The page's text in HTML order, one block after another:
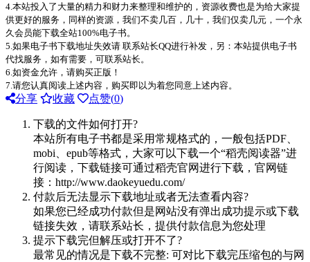
4.本站投入了大量的精力和财力来整理和维护的，资源收费也是为给大家提
供更好的服务，同样的资源，我们不卖几百，几十，我们仅卖几元，一个永
久会员能下载全站100%电子书。
5.如果电子书下载地址失效请 联系站长QQ进行补发，另：本站提供电子书
代找服务，如有需要，可联系站长。
6.如资金允许，请购买正版！
7.请您认真阅读上述内容，购买即以为着您同意上述内容。
分享 收藏 点赞(0)
下载的文件如何打开?
本站所有电子书都是采用常规格式的，一般包括PDF、
mobi、epub等格式，大家可以下载一个“稻壳阅读器”进
行阅读，下载链接可通过稻壳官网进行下载，官网链
接：http://www.daokeyuedu.com/
付款后无法显示下载地址或者无法查看内容?
如果您已经成功付款但是网站没有弹出成功提示或下载
链接失效，请联系站长，提供付款信息为您处理
提示下载完但解压或打开不了?
最常见的情况是下载不完整: 可对比下载完压缩包的与网